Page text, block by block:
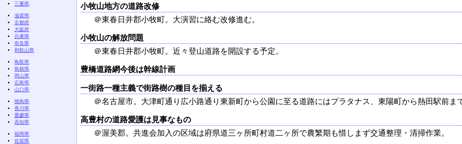
小牧山地方の道路改修
＠東春日井郡小牧町。大演習に絡む改修進む。
小牧山の解放問題
＠東春日井郡小牧町。近々登山道路を開設する予定。
豊橋道路網今後は幹線計画
一街路一種主義で街路樹の種目を揃える
＠名古屋市。大津町通り広小路通り東新町から公園に至る道路にはプラタナス、東陽町から熱田駅前ま
高豊村の道路愛護は見事なもの
＠渥美郡。共進会加入の区域は府県道三ヶ所町村道二ヶ所で農繁期も惜しまず交通整理・清掃作業。
三重県
滋賀県
京都府
大阪府
兵庫県
奈良県
和歌山県
鳥取県
島根県
岡山県
広島県
山口県
徳島県
香川県
愛媛県
高知県
福岡県
佐賀県